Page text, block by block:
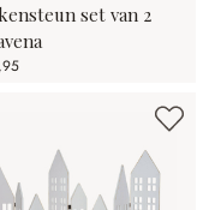
set van 2